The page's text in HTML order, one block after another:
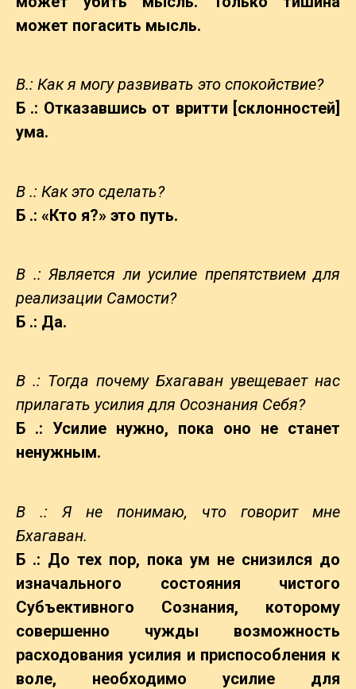
может погасить мысль.
В.: Как я могу развивать это спокойствие?
Б .: Отказавшись от вритти [склонностей]
ума.
В .: Как это сделать?
Б .: «Кто я?» это путь.
В .: Является ли усилие препятствием для
реализации Самости?
Б .: Да.
В .: Тогда почему Бхагаван увещевает нас
прилагать усилия для Осознания Себя?
Б .: Усилие нужно, пока оно не станет
ненужным.
В .: Я не понимаю, что говорит мне
Бхагаван.
Б .: До тех пор, пока ум не снизился до
изначального состояния чистого
Субъективного Сознания, которому
совершенно чужды возможность
расходования усилия и приспособления к
воле, необходимо усилие для